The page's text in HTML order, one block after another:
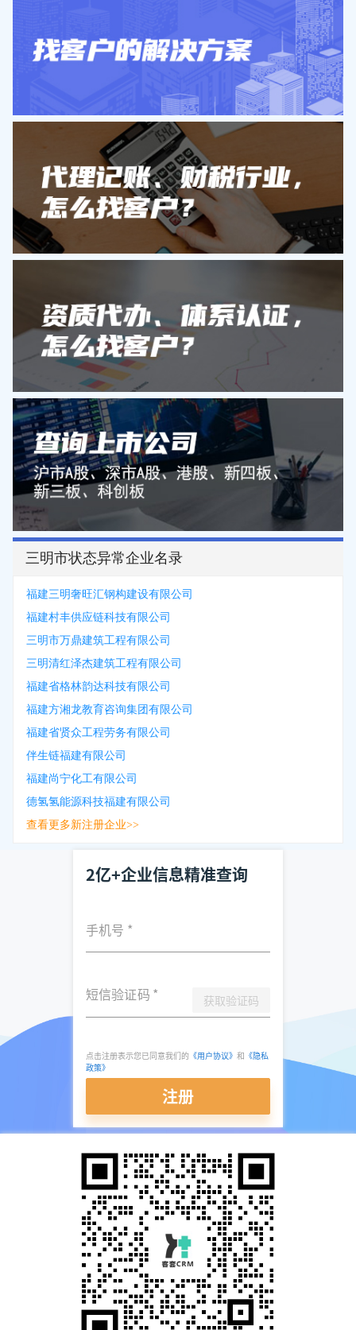
三明市状态异常企业名录
福建三明奢旺汇钢构建设有限公司
福建村丰供应链科技有限公司
三明市万鼎建筑工程有限公司
三明清红泽杰建筑工程有限公司
福建省格林韵达科技有限公司
福建方湘龙教育咨询集团有限公司
福建省贤众工程劳务有限公司
伴生链福建有限公司
福建尚宁化工有限公司
德氢氢能源科技福建有限公司
查看更多新注册企业>>
2亿+企业信息精准查询
手机号 *
短信验证码 * 获取验证码
点击注册表示您已同意我们的 《用户协议》 和 《隐私
政策》
注册